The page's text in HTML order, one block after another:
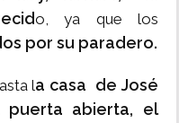
o, ya que los
por su paradero.
la casa de José
puerta abierta, el